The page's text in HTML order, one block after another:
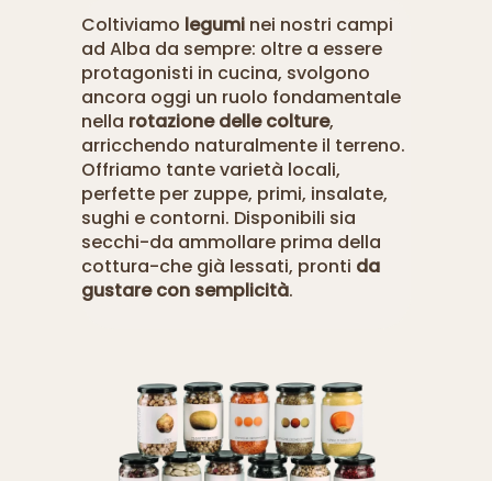
Coltiviamo legumi nei nostri campi
ad Alba da sempre: oltre a essere
protagonisti in cucina, svolgono
ancora oggi un ruolo fondamentale
nella rotazione delle colture,
arricchendo naturalmente il terreno.
Offriamo tante varietà locali,
perfette per zuppe, primi, insalate,
sughi e contorni. Disponibili sia
secchi-da ammollare prima della
cottura-che già lessati, pronti da
gustare con semplicità.